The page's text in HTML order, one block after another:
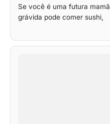
Se você é uma futura
grávida pode comer sushi,